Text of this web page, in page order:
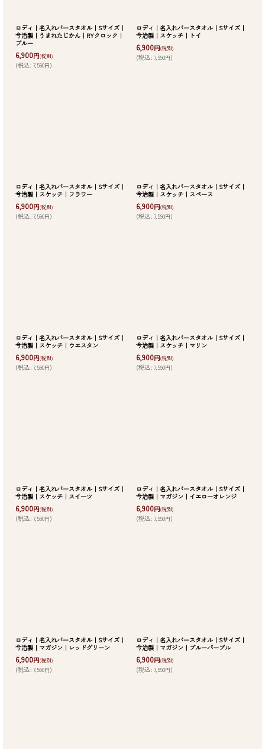
ロディ｜名入れバースタオル｜Sサイズ｜
今治製｜うまれたじかん｜RYクロック｜
ブルー
6,900円(税別)
(税込: 7,590円)
ロディ｜名入れバースタオル｜Sサイズ｜
今治製｜スケッチ｜トイ
6,900円(税別)
(税込: 7,590円)
ロディ｜名入れバースタオル｜Sサイズ｜
今治製｜スケッチ｜フラワー
6,900円(税別)
(税込: 7,590円)
ロディ｜名入れバースタオル｜Sサイズ｜
今治製｜スケッチ｜スペース
6,900円(税別)
(税込: 7,590円)
ロディ｜名入れバースタオル｜Sサイズ｜
今治製｜スケッチ｜ウエスタン
6,900円(税別)
(税込: 7,590円)
ロディ｜名入れバースタオル｜Sサイズ｜
今治製｜スケッチ｜マリン
6,900円(税別)
(税込: 7,590円)
ロディ｜名入れバースタオル｜Sサイズ｜
今治製｜スケッチ｜スイーツ
6,900円(税別)
(税込: 7,590円)
ロディ｜名入れバースタオル｜Sサイズ｜
今治製｜マガジン｜イエローオレンジ
6,900円(税別)
(税込: 7,590円)
ロディ｜名入れバースタオル｜Sサイズ｜
今治製｜マガジン｜レッドグリーン
6,900円(税別)
(税込: 7,590円)
ロディ｜名入れバースタオル｜Sサイズ｜
今治製｜マガジン｜ブルーパープル
6,900円(税別)
(税込: 7,590円)